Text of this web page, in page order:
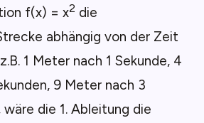
f(x) = x2 die
abhängig von der Zeit
1 Meter nach 1 Sekunde, 4
9 Meter nach 3
wäre die 1. Ableitung die